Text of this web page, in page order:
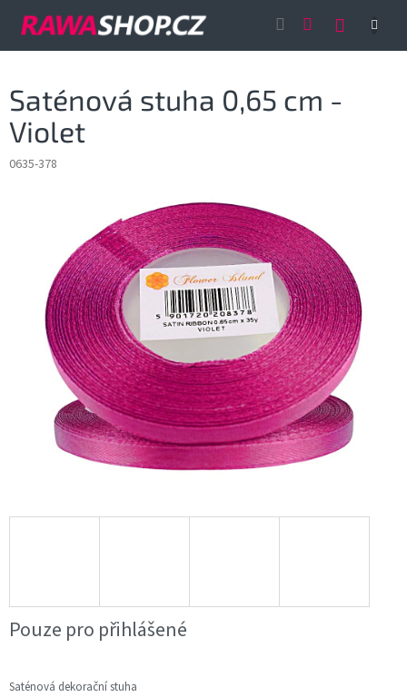
Saténová stuha 0,65 cm -
Violet
0635-378
Pouze pro přihlášené
Saténová dekorační stuha